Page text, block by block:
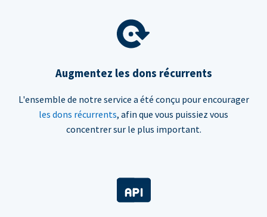
Augmentez les dons récurrents
L'ensemble de notre service a été conçu pour encourager
les dons récurrents, afin que vous puissiez vous
concentrer sur le plus important.